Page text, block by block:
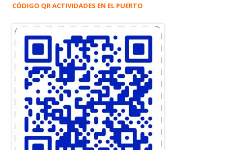
CÓDIGO QR ACTIVIDADES EN EL PUERTO